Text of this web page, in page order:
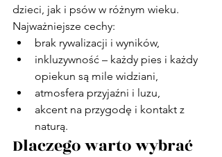
dzieci, jak i psów w różnym wieku.
Najważniejsze cechy:
brak rywalizacji i wyników,
inkluzywność – każdy pies i każdy
opiekun są mile widziani,
atmosfera przyjaźni i luzu,
akcent na przygodę i kontakt z
naturą.
Dlaczego warto wybrać